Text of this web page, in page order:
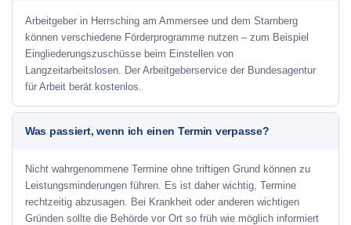
Arbeitgeber in Herrsching am Ammersee und dem Starnberg
können verschiedene Förderprogramme nutzen – zum Beispiel
Eingliederungszuschüsse beim Einstellen von
Langzeitarbeitslosen. Der Arbeitgeberservice der Bundesagentur
für Arbeit berät kostenlos.
Was passiert, wenn ich einen Termin verpasse?
Nicht wahrgenommene Termine ohne triftigen Grund können zu
Leistungsminderungen führen. Es ist daher wichtig, Termine
rechtzeitig abzusagen. Bei Krankheit oder anderen wichtigen
Gründen sollte die Behörde vor Ort so früh wie möglich informiert